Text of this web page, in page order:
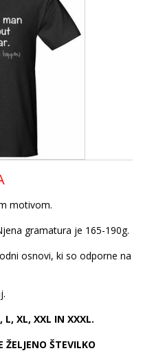
motivom.
gramatura je 165-190g.
osnovi, ki so odporne na
XL, XXL IN XXXL.
ŽELJENO ŠTEVILKO